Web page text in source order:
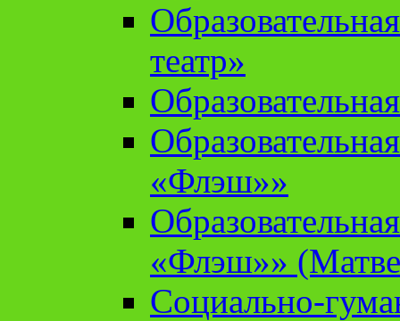
театр»
«Флэш»»
«Флэш»»
Социально-